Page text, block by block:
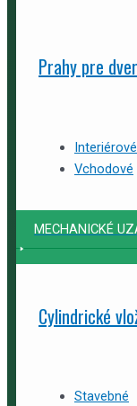
Prahy pre
Interiérové
Vchodové
MECHANICKÉ
Cylindrické
Stavebné